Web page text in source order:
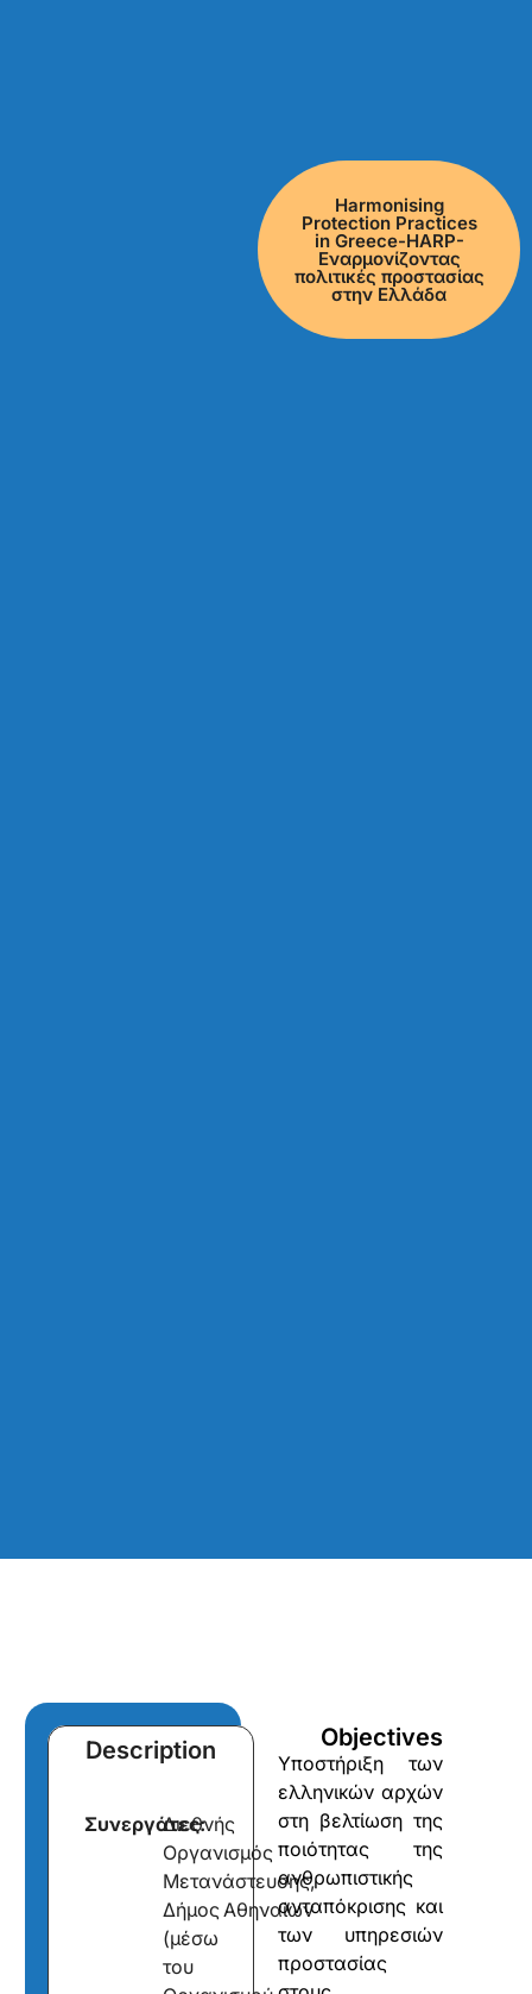
Harmonising
Protection Practices
in Greece-HARP-
Εναρμονίζοντας
πολιτικές προστασίας
στην Ελλάδα
Description
Συνεργάτες:
Διεθνής
Οργανισμός
Μετανάστευσης,
Δήμος Αθηναίων
(μέσω
του
Objectives
Υποστήριξη των
ελληνικών αρχών
στη βελτίωση της
ποιότητας της
ανθρωπιστικής
ανταπόκρισης και
των υπηρεσιών
προστασίας